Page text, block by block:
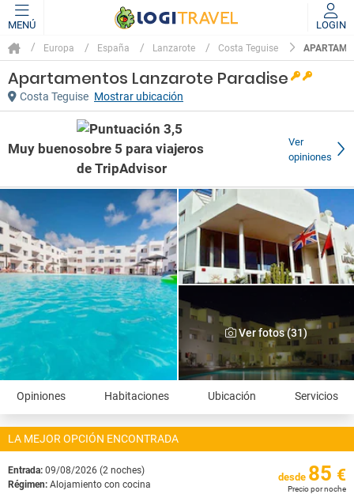
MENÚ LOGIN
Europa España Lanzarote Costa Teguise
Apartamentos Lanzarote Paradise
Costa Teguise Mostrar ubicación
Muy bueno
Ver
opiniones
Ver fotos (31)
Opiniones Habitaciones Ubicación Servicios
LA MEJOR OPCIÓN ENCONTRADA
Entrada: 09/08/2026 (2 noches)
Régimen: Alojamiento con cocina
desde 85 €
Precio por noche